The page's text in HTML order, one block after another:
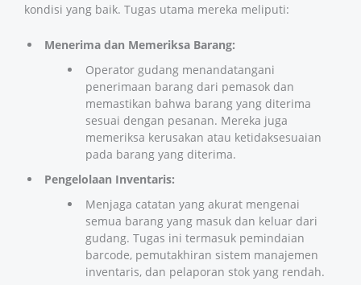
kondisi yang baik. Tugas utama mereka meliputi:
Menerima dan Memeriksa Barang:
Operator gudang menandatangani
penerimaan barang dari pemasok dan
memastikan bahwa barang yang diterima
sesuai dengan pesanan. Mereka juga
memeriksa kerusakan atau ketidaksesuaian
pada barang yang diterima.
Pengelolaan Inventaris:
Menjaga catatan yang akurat mengenai
semua barang yang masuk dan keluar dari
gudang. Tugas ini termasuk pemindaian
barcode, pemutakhiran sistem manajemen
inventaris, dan pelaporan stok yang rendah.